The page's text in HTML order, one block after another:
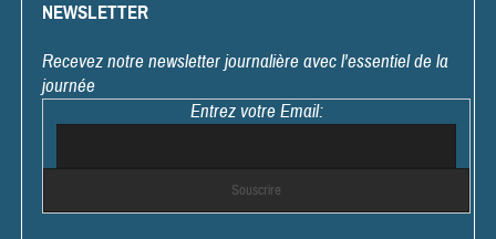
NEWSLETTER
Recevez notre newsletter journalière avec l'essentiel de la
journée
Entrez votre Email: